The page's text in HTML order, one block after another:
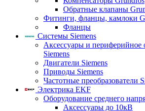
Обратные клапаны
Фитинги, фланцы, камлоки
Фланцы
Системы Siemens
Аксессуары и периферийное
Siemens
Двигатели Siemens
Приводы Siemens
Частотные преобразователи
Электрика EKF
Оборудование среднего
Аксессуары до 10кВ